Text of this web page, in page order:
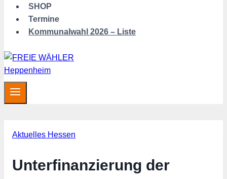
SHOP
Termine
Kommunalwahl 2026 – Liste
Aktuelles Hessen
Unterfinanzierung der